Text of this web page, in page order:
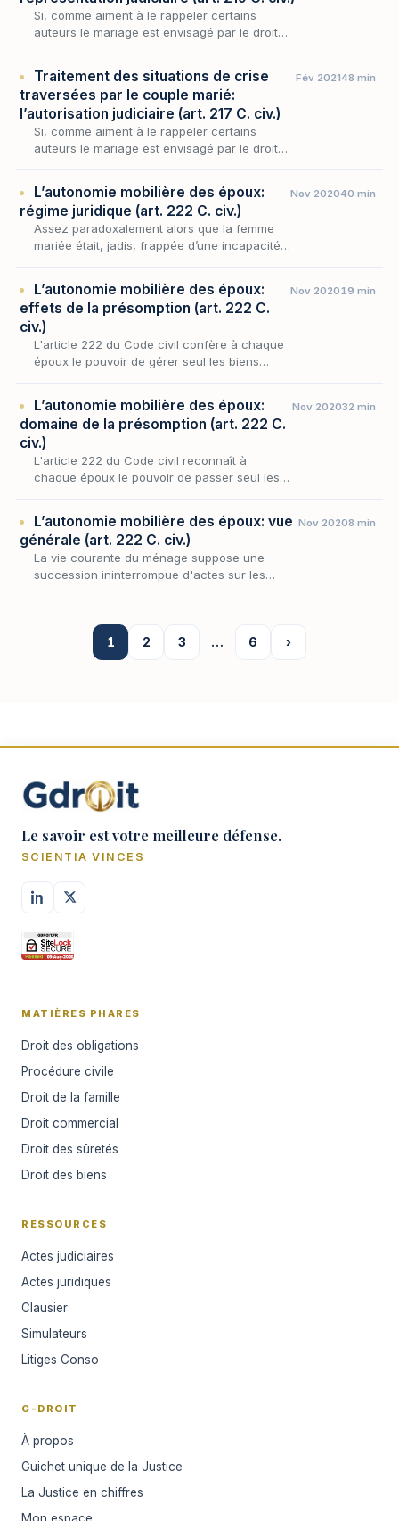
Si, comme aiment à le rappeler certains
auteurs le mariage est envisagé par le droit
fondateur…
Traitement des situations de crise
traversées par le couple marié:
l’autorisation judiciaire (art. 217 C. civ.)
Si, comme aiment à le rappeler certains
auteurs le mariage est envisagé par le droit
fondateur…
Fév 202148 min
L’autonomie mobilière des époux:
régime juridique (art. 222 C. civ.)
Assez paradoxalement alors que la femme
mariée était, jadis, frappée d’une incapacité
plus pr…
Nov 202040 min
L’autonomie mobilière des époux:
effets de la présomption (art. 222 C.
civ.)
L'article 222 du Code civil confère à chaque
époux le pouvoir de gérer seul les biens
l'acte…
Nov 202019 min
L’autonomie mobilière des époux:
domaine de la présomption (art. 222 C.
civ.)
L'article 222 du Code civil reconnaît à
chaque époux le pouvoir de passer seul les
détie…
Nov 202032 min
L’autonomie mobilière des époux: vue
générale (art. 222 C. civ.)
La vie courante du ménage suppose une
succession ininterrompue d'actes sur les
mobilier du foye…
Nov 20208 min
1 2 3 … 6 ›
Le savoir est votre meilleure défense.
SCIENTIA VINCES
MATIÈRES PHARES
Droit des obligations
Procédure civile
Droit de la famille
Droit commercial
Droit des sûretés
Droit des biens
RESSOURCES
Actes judiciaires
Actes juridiques
Clausier
Simulateurs
Litiges Conso
G-DROIT
À propos
Guichet unique de la Justice
La Justice en chiffres
Mon espace